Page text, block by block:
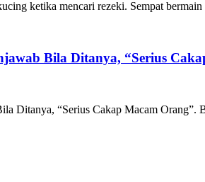
ketika mencari rezeki. Sempat
Bila Ditanya, “Serius
Ditanya, “Serius Cakap Macam Orang”.